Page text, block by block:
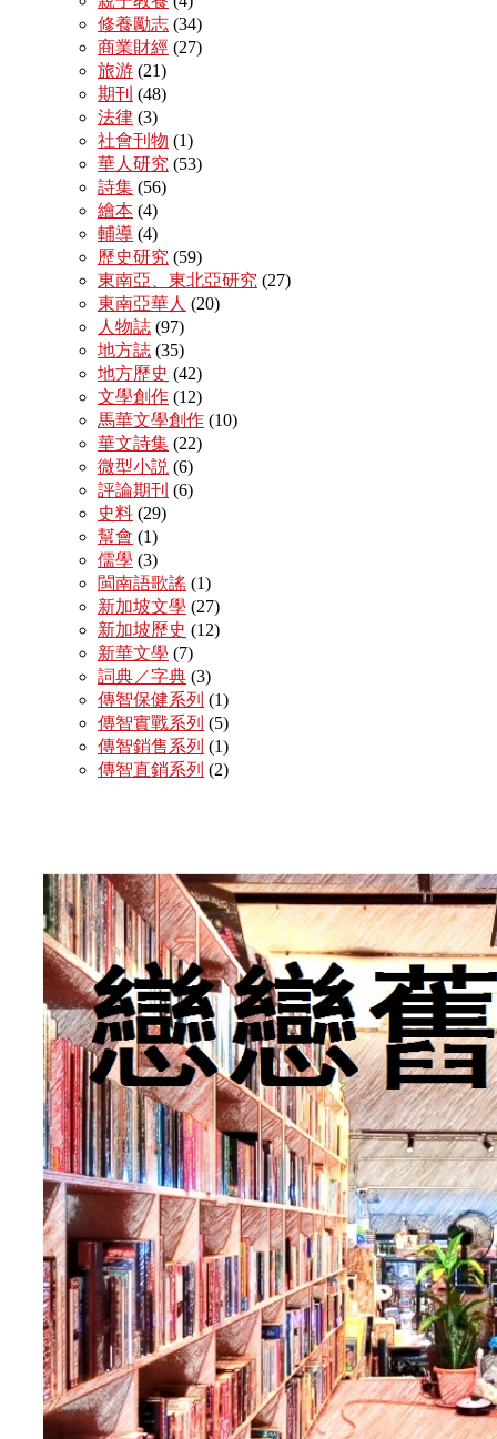
修養勵志 (34)
商業財經 (27)
旅游 (21)
期刊 (48)
法律 (3)
社會刊物 (1)
華人研究 (53)
詩集 (56)
繪本 (4)
輔導 (4)
歷史研究 (59)
東南亞、東北亞研究 (27)
東南亞華人 (20)
人物誌 (97)
地方誌 (35)
地方歷史 (42)
文學創作 (12)
馬華文學創作 (10)
華文詩集 (22)
微型小説 (6)
評論期刊 (6)
史料 (29)
幫會 (1)
儒學 (3)
閩南語歌謠 (1)
新加坡文學 (27)
新加坡歷史 (12)
新華文學 (7)
詞典／字典 (3)
傳智保健系列 (1)
傳智實戰系列 (5)
傳智銷售系列 (1)
傳智直銷系列 (2)